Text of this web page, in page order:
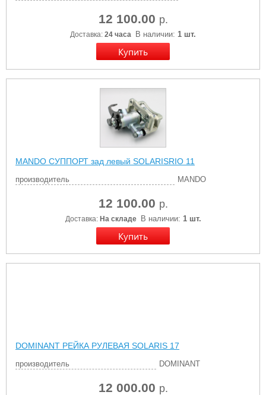
12 100.00 р.
Доставка: 24 часа В наличии: 1 шт.
MANDO СУППОРТ зад левый SOLARISRIO 11
производитель MANDO
12 100.00 р.
Доставка: На складе В наличии: 1 шт.
DOMINANT РЕЙКА РУЛЕВАЯ SOLARIS 17
производитель DOMINANT
12 000.00 р.